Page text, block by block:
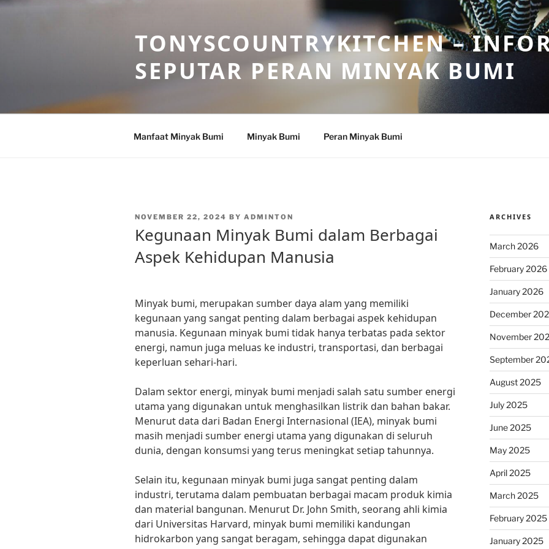
Skip
TONYSCOUNTRYKITCHEN –
SEPUTAR PERAN MINYAK BUMI
Manfaat Minyak Bumi Minyak Bumi Peran Minyak Bumi
POSTED
NOVEMBER 22, 2024 BY ADMINTON
Kegunaan Minyak Bumi dalam Berbagai
Aspek Kehidupan Manusia
Minyak bumi, merupakan sumber daya alam yang memiliki
kegunaan yang sangat penting dalam berbagai aspek kehidupan
manusia. Kegunaan minyak bumi tidak hanya terbatas pada sektor
energi, namun juga meluas ke industri, transportasi, dan berbagai
keperluan sehari-hari.
Dalam sektor energi, minyak bumi menjadi salah satu sumber energi
utama yang digunakan untuk menghasilkan listrik dan bahan bakar.
Menurut data dari Badan Energi Internasional (IEA), minyak bumi
masih menjadi sumber energi utama yang digunakan di seluruh
dunia, dengan konsumsi yang terus meningkat setiap tahunnya.
Selain itu, kegunaan minyak bumi juga sangat penting dalam
industri, terutama dalam pembuatan berbagai macam produk kimia
dan material bangunan. Menurut Dr. John Smith, seorang ahli kimia
dari Universitas Harvard, minyak bumi memiliki kandungan
hidrokarbon yang sangat beragam, sehingga dapat digunakan
ARCHIVES
March 2026
February 2026
January 2026
December
November
September
August 2025
July 2025
June 2025
May 2025
April 2025
March 2025
February 2025
January 2025